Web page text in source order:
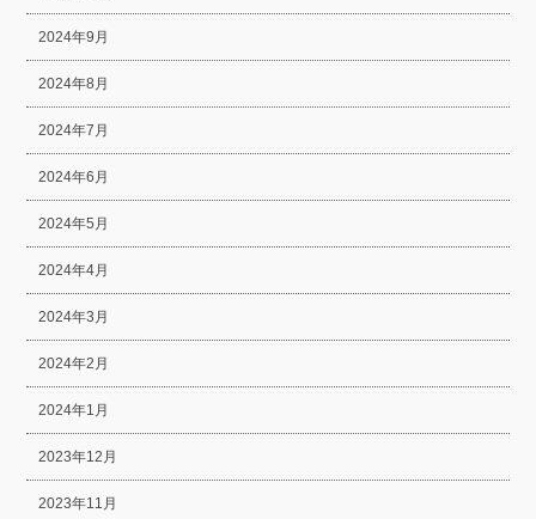
2024年9月
2024年8月
2024年7月
2024年6月
2024年5月
2024年4月
2024年3月
2024年2月
2024年1月
2023年12月
2023年11月